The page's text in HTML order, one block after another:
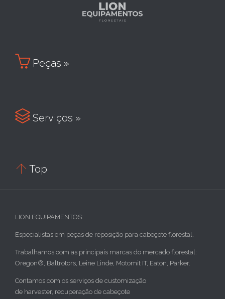
 Peças »
 Serviços »
 Top
LION EQUIPAMENTOS:
Especialistas em peças de reposição para cabeçote florestal.
Trabalhamos com as principais marcas do mercado florestal:
Oregon®, Baltrotors, Leine Linde, Motomit IT, Eaton, Parker.
Contamos com os serviços de customização
de harvester, recuperação de cabeçote